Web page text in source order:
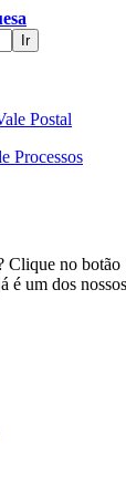
Postal
Processos
no botão
é um dos